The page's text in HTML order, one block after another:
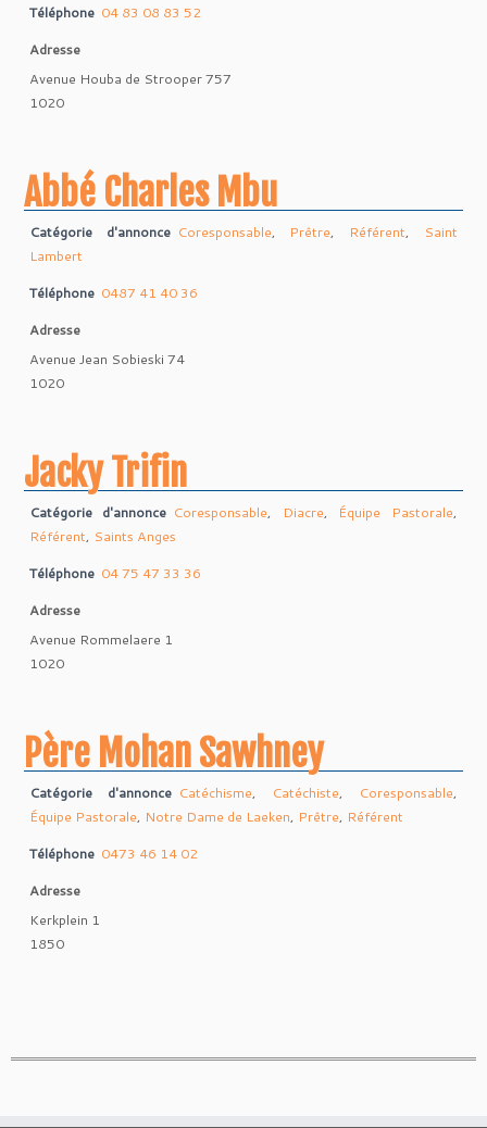
Téléphone 04 83 08 83 52
Adresse
Avenue Houba de Strooper 757
1020
Abbé Charles Mbu
Catégorie d'annonce Coresponsable, Prêtre, Référent,
Saint
Lambert
Téléphone 0487 41 40 36
Adresse
Avenue Jean Sobieski 74
1020
Jacky Trifin
Catégorie d'annonce Coresponsable, Diacre, Équipe Pastorale,
Référent, Saints Anges
Téléphone 04 75 47 33 36
Adresse
Avenue Rommelaere 1
1020
Père Mohan Sawhney
Catégorie d'annonce Catéchisme, Catéchiste, Coresponsable,
Équipe Pastorale, Notre Dame de Laeken, Prêtre, Référent
Téléphone 0473 46 14 02
Adresse
Kerkplein 1
1850